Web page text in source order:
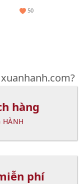
50
hàng
phí